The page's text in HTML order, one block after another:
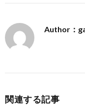
Author：
関連する記事